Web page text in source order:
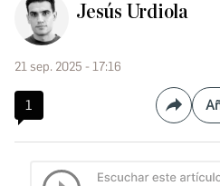
Jesús Urdiola
21 sep. 2025 - 17:16
1